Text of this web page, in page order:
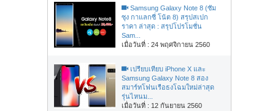
Samsung Galaxy Note 8 (ซัม
ซุง กาแลกซี่ โน้ต 8) สรุปสเปก
ราคา ล่าสุด : สรุปโปรโมชั่น
Sam...
เมื่อวันที่ : 24 พฤศจิกายน 2560
เปรียบเทียบ iPhone X และ
Samsung Galaxy Note 8 สอง
สมาร์ทโฟนเรือธงโฉมใหม่ล่าสุด
รุ่นไหนม...
เมื่อวันที่ : 12 กันยายน 2560